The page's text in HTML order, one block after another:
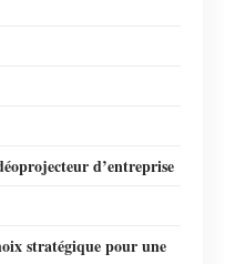
d’entreprise
stratégique pour une